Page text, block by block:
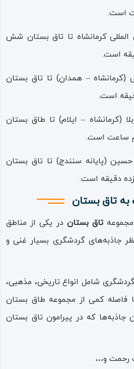
است.
المللی کرمانشاه تا تاق‌ بستان شش
است.
(کرمانشاه – همدان) تا تاق‌ بستان
است.
(کرمانشاه – ایلام) تا طاق‌ بستان
ساعت است.
(پایانه سنندج) تا تاق‌ بستان
دقیقه است.
تاق بستان
مجموعهتاق‌ بستان در یکی از مناطق
جاذبه‌های گردشگری بسیار غنی و
شامل انواع تاریخی، مذهبی،
فاصله کمی از مجموعه طاق‌ بستان
جاذبه‌ها که در پیرامون تاق‌ بستان
رحمت و…